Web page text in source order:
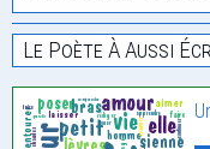
Le Poète À Aussi